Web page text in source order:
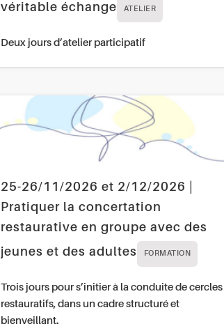
véritable échange
ATELIER
Deux jours d’atelier participatif
25-26/11/2026 et 2/12/2026 |
Pratiquer la concertation
restaurative en groupe avec des
jeunes et des adultes
FORMATION
Trois jours pour s’initier à la conduite de cercles
restauratifs, dans un cadre structuré et
bienveillant.